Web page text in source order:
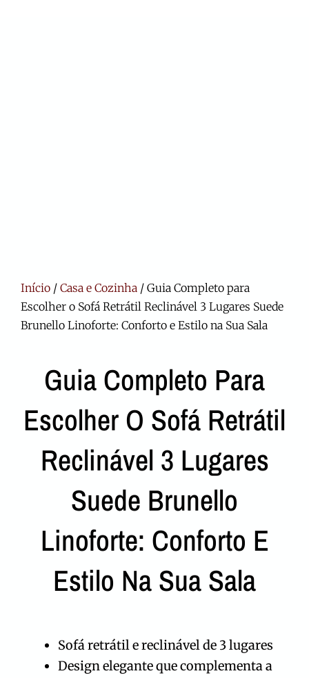
Início / Casa e Cozinha / Guia Completo para
Escolher o Sofá Retrátil Reclinável 3 Lugares Suede
Brunello Linoforte: Conforto e Estilo na Sua Sala
Guia Completo Para
Escolher O Sofá Retrátil
Reclinável 3 Lugares
Suede Brunello
Linoforte: Conforto E
Estilo Na Sua Sala
Sofá retrátil e reclinável de 3 lugares
Design elegante que complementa a